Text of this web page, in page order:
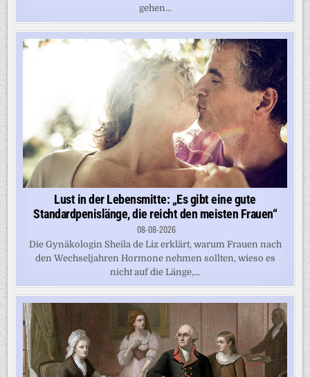
gehen...
Lust in der Lebensmitte: „Es gibt eine gute
Standardpenislänge, die reicht den meisten Frauen“
08-08-2026
Die Gynäkologin Sheila de Liz erklärt, warum Frauen nach
den Wechseljahren Hormone nehmen sollten, wieso es
nicht auf die Länge,...